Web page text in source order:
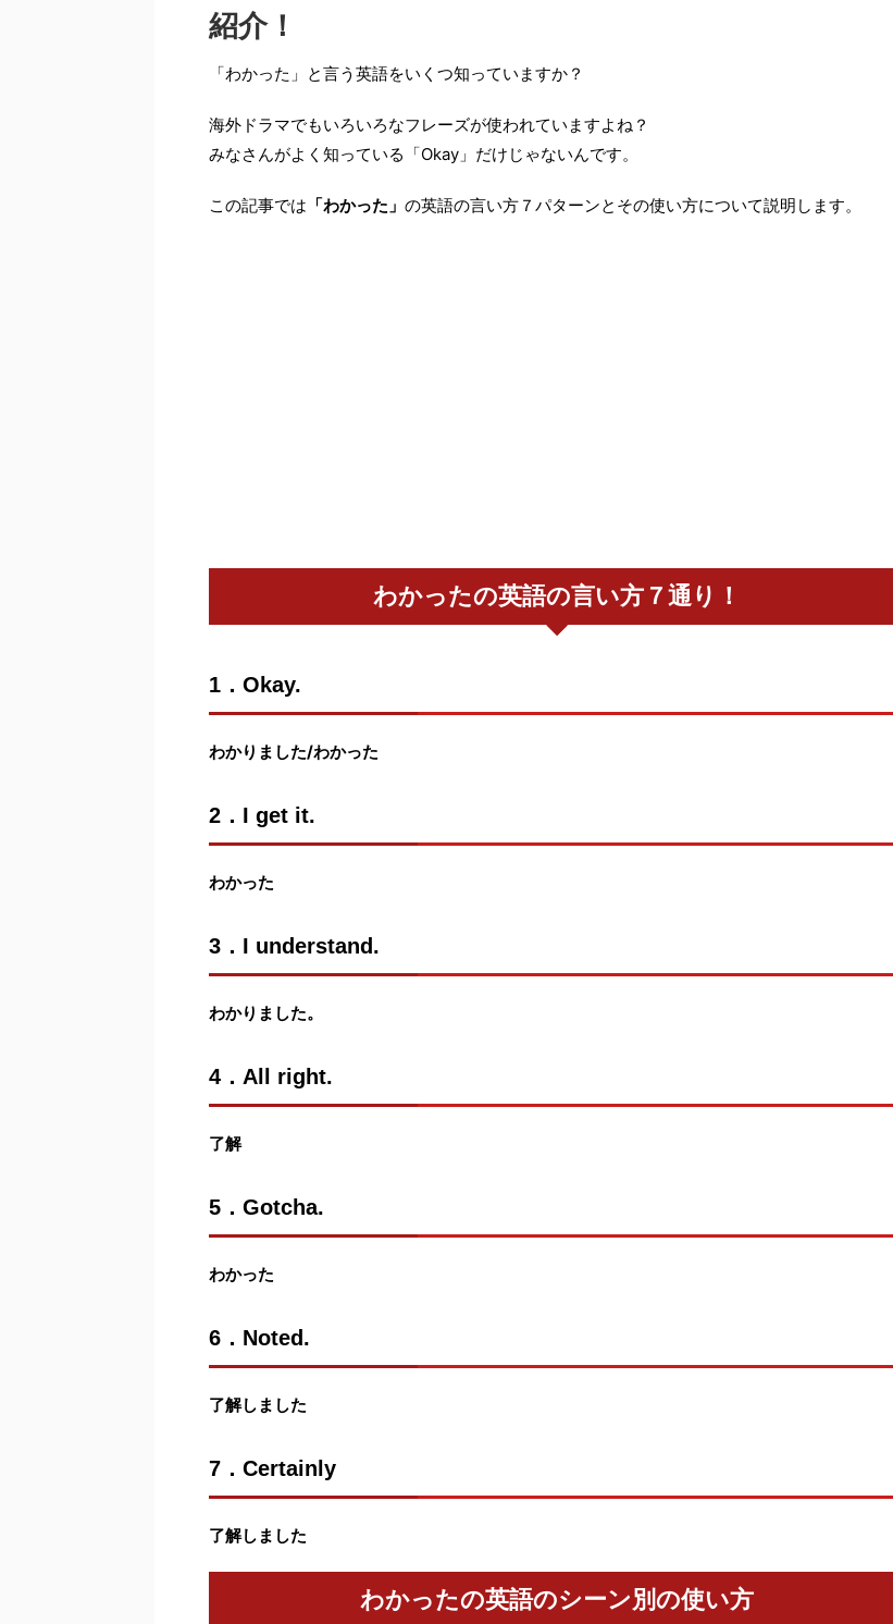
紹介！
「わかった」と言う英語をいくつ知っていますか？
海外ドラマでもいろいろなフレーズが使われていますよね？
みなさんがよく知っている「Okay」だけじゃないんです。
この記事では 「わかった」 の英語の言い方７パターンとその使い方について説明します。
わかったの英語の言い方７通り！
1．Okay.
わかりました/わかった
2．I get it.
わかった
3．I understand.
わかりました。
4．All right.
了解
5．Gotcha.
わかった
6．Noted.
了解しました
7．Certainly
了解しました
わかったの英語のシーン別の使い方